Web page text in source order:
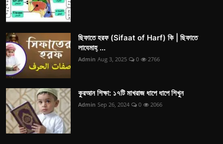
ছিফাতে হরফ (Sifaat of Harf) কি | ছিফাতে
লাযেমাহ্ ...
Admin Aug 3, 2025 0 2766
কুরআন শিক্ষা: ১৭টি মাখরাজ ধাপে ধাপে শিখুন
Admin Sep 26, 2024 0 2066